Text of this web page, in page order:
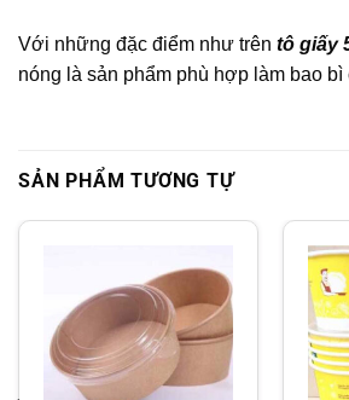
Với những đặc điểm như trên tô giấy
nóng là sản phẩm phù hợp làm bao
SẢN PHẨM TƯƠNG TỰ